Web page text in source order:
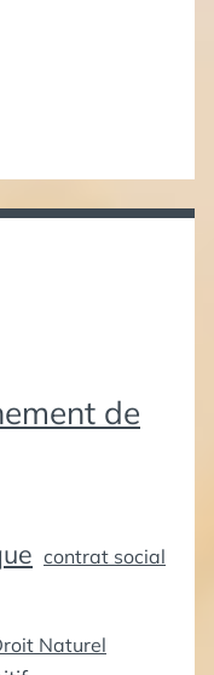
de
contrat social
Naturel